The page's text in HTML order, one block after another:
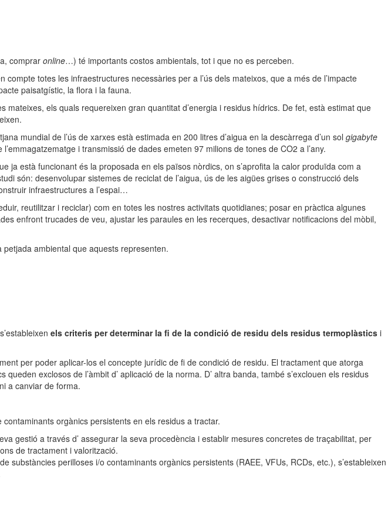
comprar online…) té importants costos ambientals, tot i que no es perceben.
totes les infraestructures necessàries per a l’ús dels mateixos, que a més de l’impacte
paisatgístic, la flora i la fauna.
els quals requereixen gran quantitat d’energia i residus hídrics. De fet, està estimat que
mundial de l’ús de xarxes està estimada en 200 litres d’aigua en la descàrrega d’un sol gigabyte
i transmissió de dades emeten 97 milions de tones de CO2 a l’any.
ja està funcionant és la proposada en els països nòrdics, on s’aprofita la calor produïda com a
són: desenvolupar sistemes de reciclat de l’aigua, ús de les aigües grises o construcció dels
infraestructures a l’espai…
reutilitzar i reciclar) com en totes les nostres activitats quotidianes; posar en pràctica algunes
enfront trucades de veu, ajustar les paraules en les recerques, desactivar notificacions del mòbil,
ambiental que aquests representen.
els criteris per determinar la fi de la condició de residu dels residus termoplàstics i
per poder aplicar-los el concepte jurídic de fi de condició de residu. El tractament que atorga
exclosos de l’àmbit d’ aplicació de la norma. D’ altra banda, també s’exclouen els residus
a canviar de forma.
orgànics persistents en els residus a tractar.
gestió a través d’ assegurar la seva procedència i establir mesures concretes de traçabilitat, per
de tractament i valorització.
perilloses i/o contaminants orgànics persistents (RAEE, VFUs, RCDs, etc.), s’estableixen